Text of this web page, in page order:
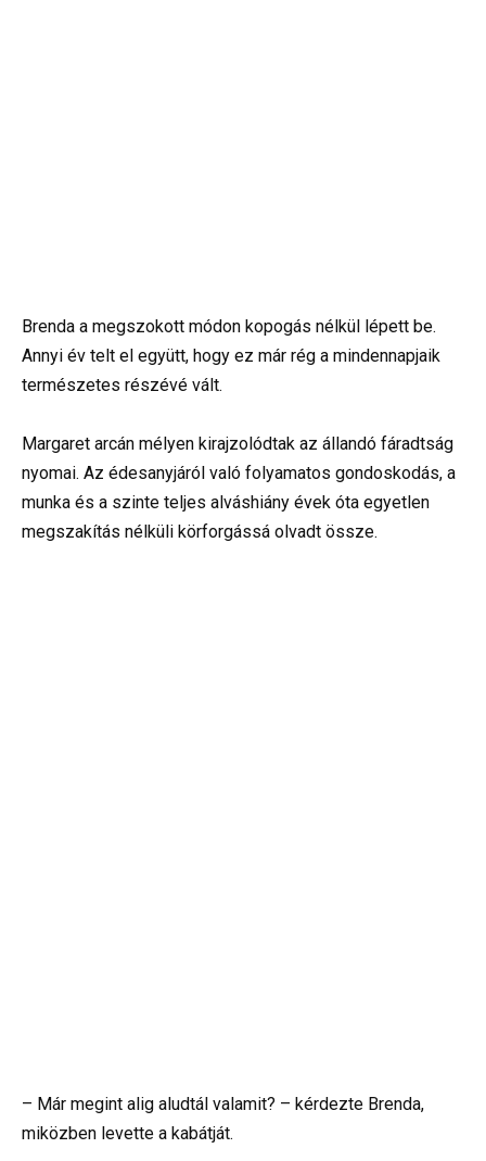
Brenda a megszokott módon kopogás nélkül lépett be.
Annyi év telt el együtt, hogy ez már rég a mindennapjaik
természetes részévé vált.
Margaret arcán mélyen kirajzolódtak az állandó fáradtság
nyomai. Az édesanyjáról való folyamatos gondoskodás, a
munka és a szinte teljes alváshiány évek óta egyetlen
megszakítás nélküli körforgássá olvadt össze.
– Már megint alig aludtál valamit? – kérdezte Brenda,
miközben levette a kabátját.